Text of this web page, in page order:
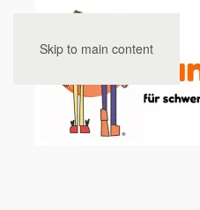
Skip to main content